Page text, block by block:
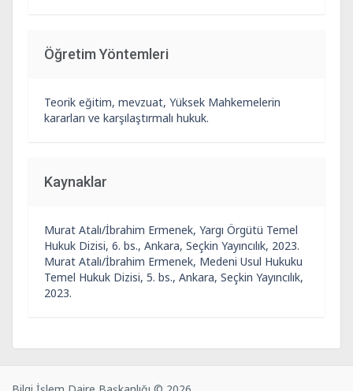
Öğretim Yöntemleri
Teorik eğitim, mevzuat, Yüksek Mahkemelerin
kararları ve karşılaştırmalı hukuk.
Kaynaklar
Murat Atalı/İbrahim Ermenek, Yargı Örgütü Temel
Hukuk Dizisi, 6. bs., Ankara, Seçkin Yayıncılık, 2023.
Murat Atalı/İbrahim Ermenek, Medeni Usul Hukuku
Temel Hukuk Dizisi, 5. bs., Ankara, Seçkin Yayıncılık,
2023.